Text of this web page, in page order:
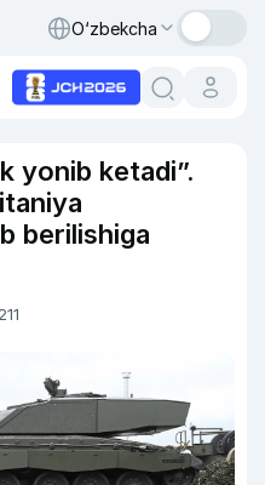
O‘zbekcha
yonib ketadi”.
berilishiga